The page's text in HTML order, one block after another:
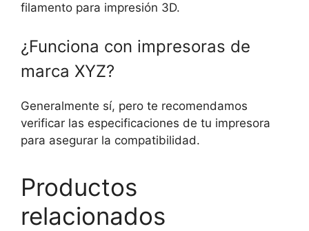
filamento para impresión 3D.
¿Funciona con impresoras de
marca XYZ?
Generalmente sí, pero te recomendamos
verificar las especificaciones de tu impresora
para asegurar la compatibilidad.
Productos
relacionados